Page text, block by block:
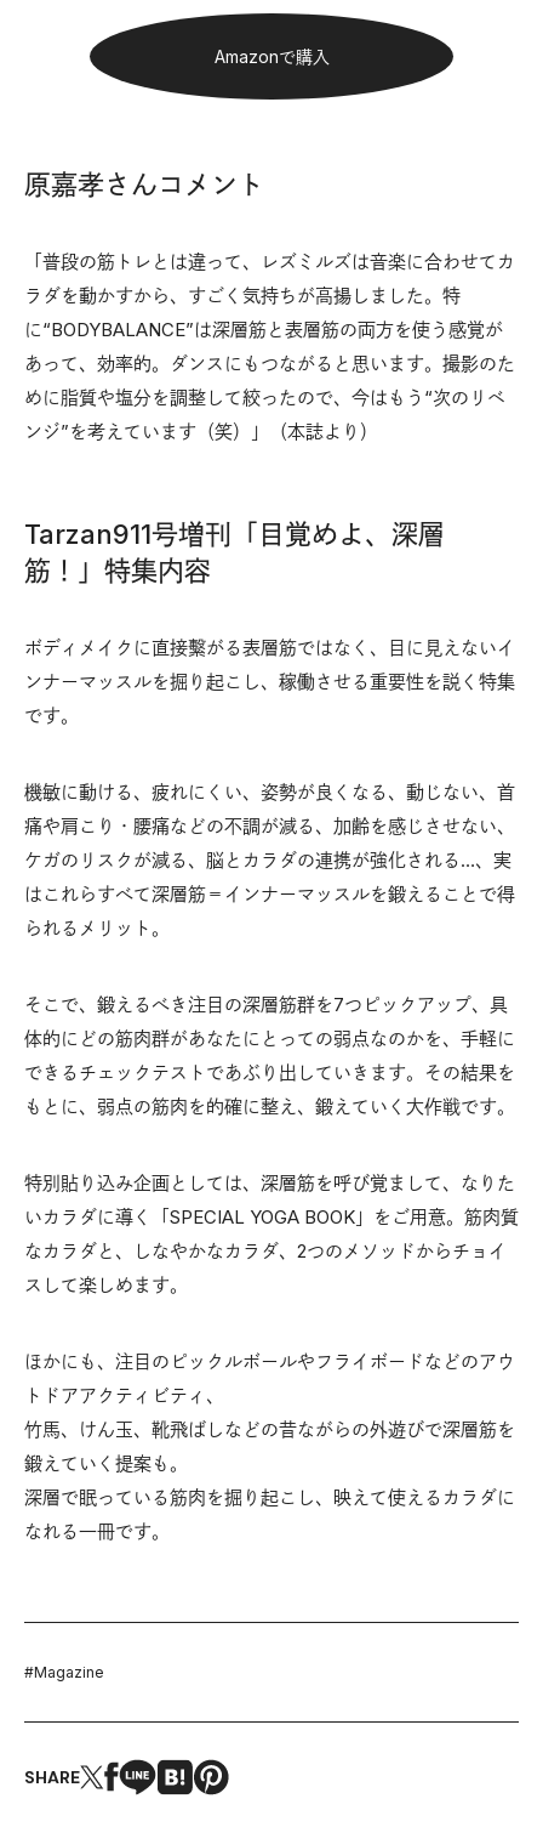
Amazonで購入
原嘉孝さんコメント
「普段の筋トレとは違って、レズミルズは音楽に合わせてカ
ラダを動かすから、すごく気持ちが高揚しました。特
に“BODYBALANCE”は深層筋と表層筋の両方を使う感覚が
あって、効率的。ダンスにもつながると思います。撮影のた
めに脂質や塩分を調整して絞ったので、今はもう“次のリベ
ンジ”を考えています（笑）」（本誌より）
Tarzan911号増刊「目覚めよ、深層
筋！」特集内容
ボディメイクに直接繫がる表層筋ではなく、目に見えないイ
ンナーマッスルを掘り起こし、稼働させる重要性を説く特集
です。
機敏に動ける、疲れにくい、姿勢が良くなる、動じない、首
痛や肩こり・腰痛などの不調が減る、加齢を感じさせない、
ケガのリスクが減る、脳とカラダの連携が強化される…、実
はこれらすべて深層筋＝インナーマッスルを鍛えることで得
られるメリット。
そこで、鍛えるべき注目の深層筋群を7つピックアップ、具
体的にどの筋肉群があなたにとっての弱点なのかを、手軽に
できるチェックテストであぶり出していきます。その結果を
もとに、弱点の筋肉を的確に整え、鍛えていく大作戦です。
特別貼り込み企画としては、深層筋を呼び覚まして、なりた
いカラダに導く「SPECIAL YOGA BOOK」をご用意。筋肉質
なカラダと、しなやかなカラダ、2つのメソッドからチョイ
スして楽しめます。
ほかにも、注目のピックルボールやフライボードなどのアウ
トドアアクティビティ、
竹馬、けん玉、靴飛ばしなどの昔ながらの外遊びで深層筋を
鍛えていく提案も。
深層で眠っている筋肉を掘り起こし、映えて使えるカラダに
なれる一冊です。
#Magazine
SHARE